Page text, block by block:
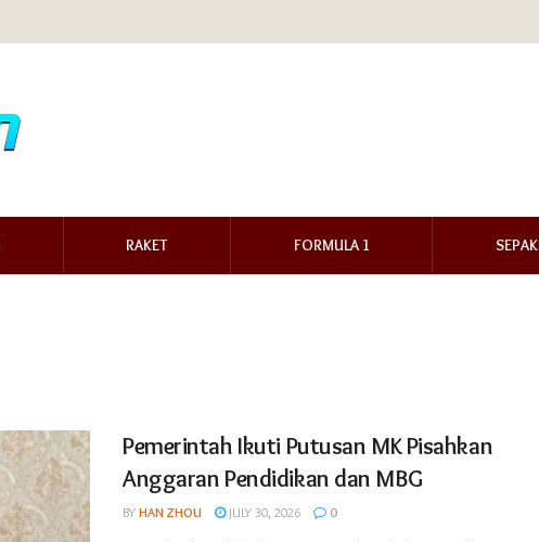
RAKET FORMULA 1
Pemerintah Ikuti Putusan MK Pisahkan
Anggaran Pendidikan dan MBG
BY HAN ZHOU JULY 30, 2026 0